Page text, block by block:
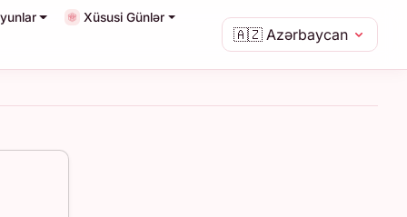
🇦🇿 Azərbaycan
Xüsusi Günlər